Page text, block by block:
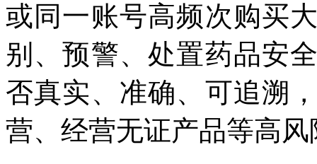
或同一账号高频次购买
别、预警、处置药品安
否真实、准确、可追溯
营、经营无证产品等高